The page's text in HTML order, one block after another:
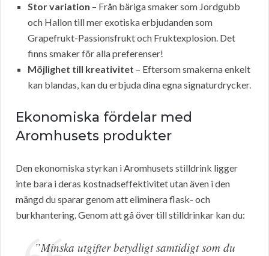
Stor variation – Från bäriga smaker som Jordgubb
och Hallon till mer exotiska erbjudanden som
Grapefrukt-Passionsfrukt och Fruktexplosion. Det
finns smaker för alla preferenser!
Möjlighet till kreativitet – Eftersom smakerna enkelt
kan blandas, kan du erbjuda dina egna signaturdrycker.
Ekonomiska fördelar med
Aromhusets produkter
Den ekonomiska styrkan i Aromhusets stilldrink ligger
inte bara i deras kostnadseffektivitet utan även i den
mängd du sparar genom att eliminera flask- och
burkhantering. Genom att gå över till stilldrinkar kan du:
”Minska utgifter betydligt samtidigt som du